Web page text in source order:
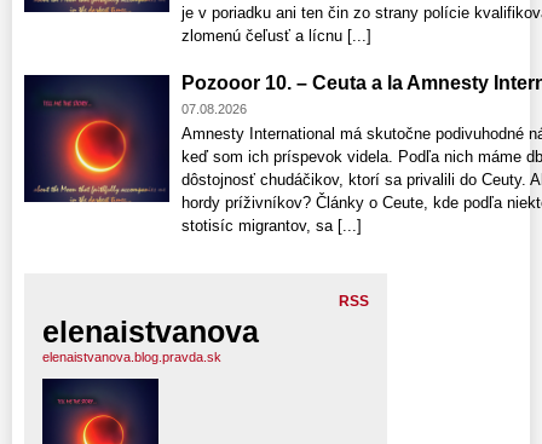
je v poriadku ani ten čin zo strany polície
zlomenú čeľusť a lícnu [...]
Pozooor 10. – Ceuta a la Amnesty
07.08.2026
Amnesty International má skutočne podivuhodné
keď som ich príspevok videla. Podľa nich máme
dôstojnosť chudáčikov, ktorí sa privalili do Ceuty.
hordy príživníkov? Články o Ceute, kde podľa
stotisíc migrantov, sa [...]
RSS
elenaistvanova
elenaistvanova.blog.pravda.sk